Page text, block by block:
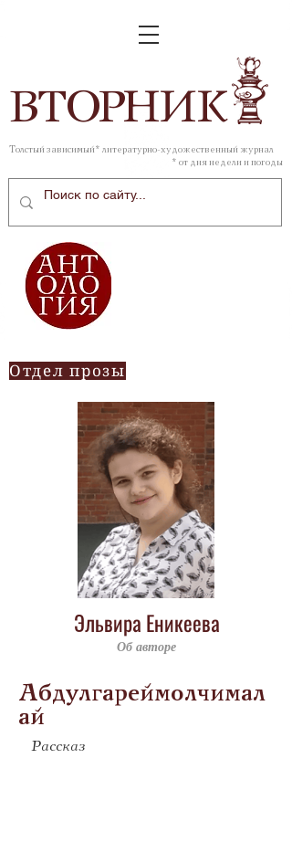
ВТОРНИК
Толстый зависимый* литературно-художественный журнал
* от дня недели и погоды
Отдел прозы
Эльвира Еникеева
Об авторе
Абдулгареймолчимал
ай
Рассказ